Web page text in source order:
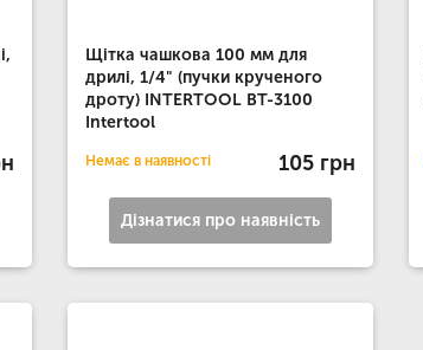
Щітка чашкова 100 мм для
дрилі, 1/4" (пучки крученого
дроту) INTERTOOL BT-3100
Intertool
Немає в наявності 105 грн
Дізнатися про наявність